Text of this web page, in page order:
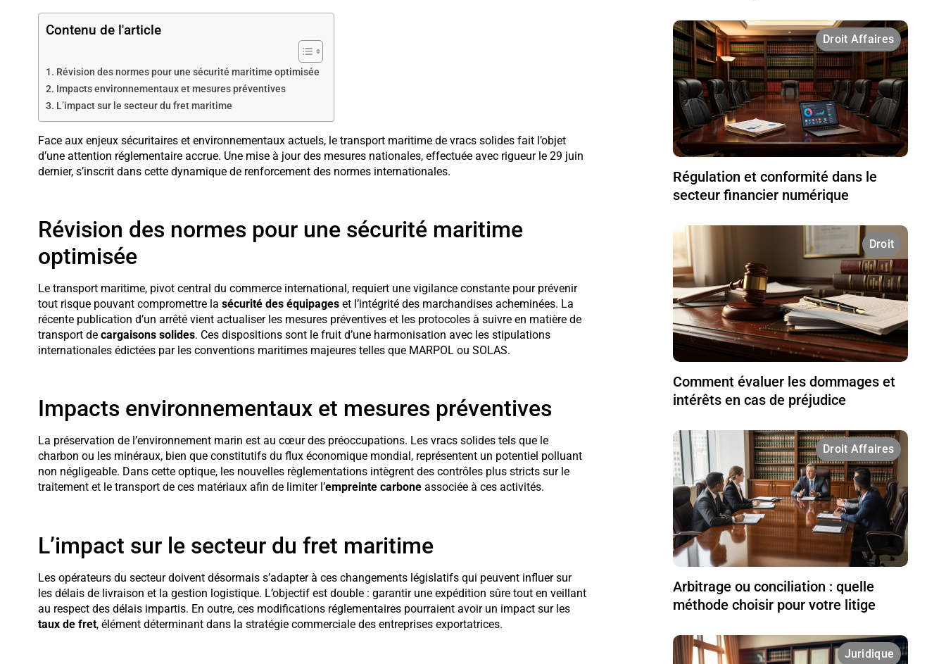
Contenu de l'article
Révision des normes pour une sécurité maritime optimisée
Impacts environnementaux et mesures préventives
L’impact sur le secteur du fret maritime
Face aux enjeux sécuritaires et environnementaux actuels, le transport maritime de vracs solides fait l’objet
d’une attention réglementaire accrue. Une mise à jour des mesures nationales, effectuée avec rigueur le 29 juin
dernier, s’inscrit dans cette dynamique de renforcement des normes internationales.
Révision des normes pour une sécurité maritime
optimisée
Le transport maritime, pivot central du commerce international, requiert une vigilance constante pour prévenir
tout risque pouvant compromettre la sécurité des équipageset l’intégrité des marchandises acheminées. La
récente publication d’un arrêté vient actualiser les mesures préventives et les protocoles à suivre en matière de
transport de cargaisons solides. Ces dispositions sont le fruit d’une harmonisation avec les stipulations
internationales édictées par les conventions maritimes majeures telles que MARPOL ou SOLAS.
Impacts environnementaux et mesures préventives
La préservation de l’environnement marin est au cœur des préoccupations. Les vracs solides tels que le
charbon ou les minéraux, bien que constitutifs du flux économique mondial, représentent un potentiel polluant
non négligeable. Dans cette optique, les nouvelles règlementations intègrent des contrôles plus stricts sur le
traitement et le transport de ces matériaux afin de limiter l’empreinte carboneassociée à ces activités.
L’impact sur le secteur du fret maritime
Les opérateurs du secteur doivent désormais s’adapter à ces changements législatifs qui peuvent influer sur
les délais de livraison et la gestion logistique. L’objectif est double : garantir une expédition sûre tout en veillant
au respect des délais impartis. En outre, ces modifications réglementaires pourraient avoir un impact sur les
taux de fret, élément déterminant dans la stratégie commerciale des entreprises exportatrices.
Droit Affaires
Régulation et conformité dans le
secteur financier numérique
Droit
Comment évaluer les dommages et
intérêts en cas de préjudice
Droit Affaires
Arbitrage ou conciliation : quelle
méthode choisir pour votre litige
Juridique